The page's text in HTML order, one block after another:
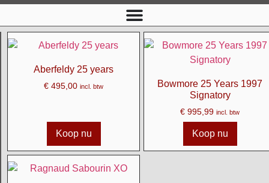
Aberfeldy 25 years
€ 495,00 incl. btw
Koop nu
Bowmore 25 Years 1997
Signatory
€ 995,99 incl. btw
Koop nu